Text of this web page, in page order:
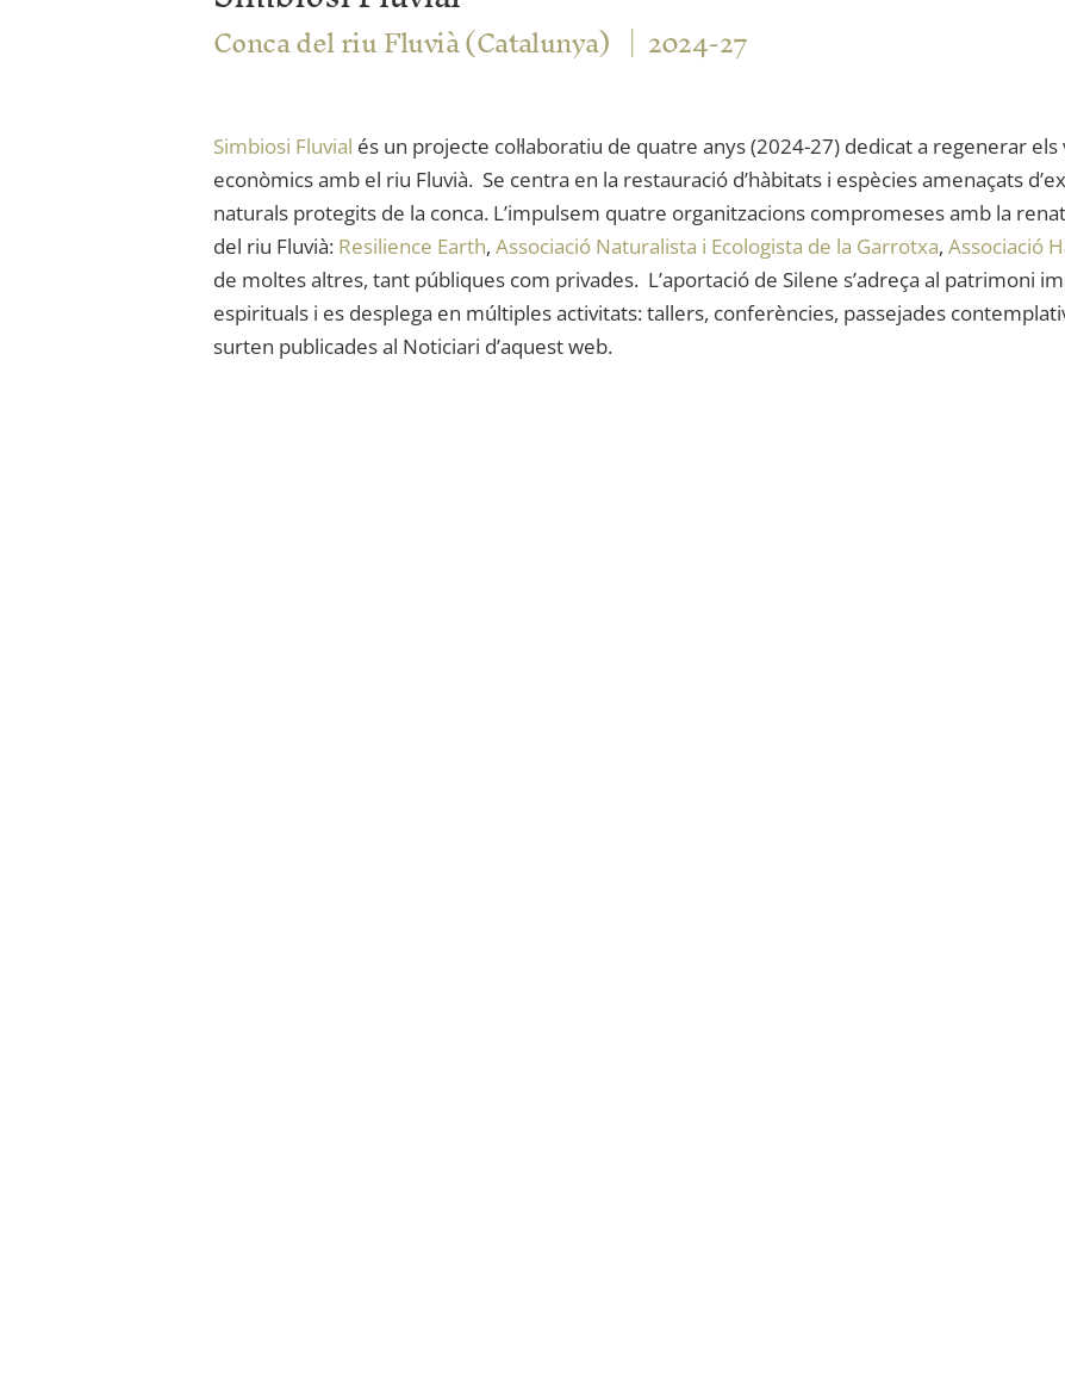
Conca del riu Fluvià (Catalunya) 2024-27
Simbiosi Fluvial és un projecte col·laboratiu de quatre anys (2024-27) dedicat a regenerar els
econòmics amb el riu Fluvià. Se centra en la restauració d’hàbitats i espècies amenaçats
naturals protegits de la conca. L’impulsem quatre organitzacions compromeses amb la
del riu Fluvià: Resilience Earth, Associació Naturalista i Ecologista de la Garrotxa, Associació
de moltes altres, tant públiques com privades. L’aportació de Silene s’adreça al patrimoni
espirituals i es desplega en múltiples activitats: tallers, conferències, passejades
surten publicades al Noticiari d’aquest web.